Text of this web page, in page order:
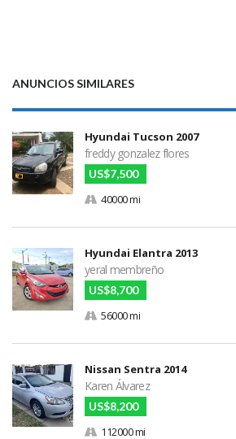
ANUNCIOS SIMILARES
Hyundai Tucson 2007
freddy gonzalez flores
US$7,500
40000 mi
Hyundai Elantra 2013
yeral membreño
US$8,700
56000 mi
Nissan Sentra 2014
Karen Álvarez
US$8,200
112000 mi